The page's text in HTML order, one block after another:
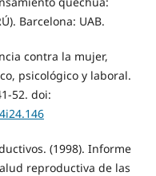
Barcelona: UAB.
contra la mujer,
psicológico y laboral.
52. doi:
(1998). Informe
reproductiva de las